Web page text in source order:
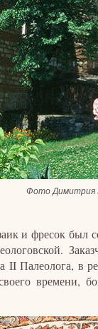
Фото Димитрия
и фресок был
II Палеолога, в
времени,